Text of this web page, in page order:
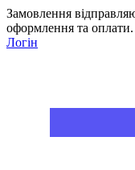
Замовлення
оформлення та оплати.
Логін